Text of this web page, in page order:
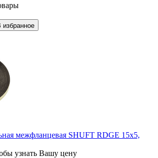
избранное
межфланцевая SHUFT RDGE 15х5,
узнать Вашу цену